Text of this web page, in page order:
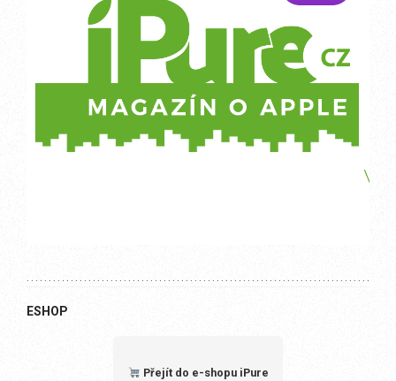
ESHOP
Přejít do e-shopu iPure